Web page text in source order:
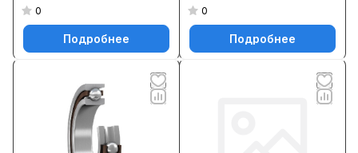
радиальный
шарикоподшипник
0
Подробнее
цилиндрический
роликоподшипник типа
NN с коническим
повторного смазывания
0
Подробнее